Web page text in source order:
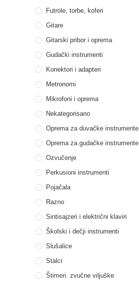
Futrole, torbe, koferi
Gitare
Gitarski pribor i oprema
Gudački instrumenti
Konektori i adapteri
Metronomi
Mikrofoni i oprema
Nekategorisano
Oprema za duvačke instrumente
Oprema za gudačke instrumente
Ozvučenje
Perkusioni instrumenti
Pojačala
Razno
Sintisajzeri i električni klaviri
Školski i dečji instrumenti
Slušalice
Stalci
Štimeri. zvučne viljuške